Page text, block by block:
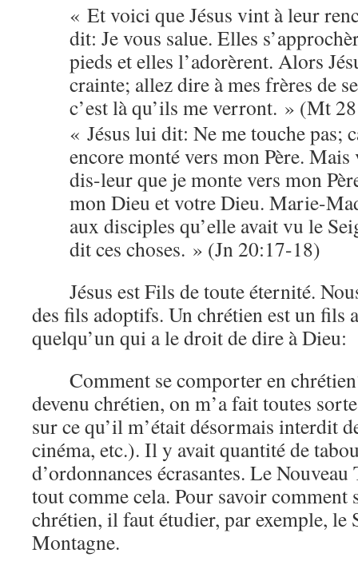
« Et voici que Jésus vint à leur
dit: Je vous salue. Elles
pieds et elles l’adorèrent. Alors
crainte; allez dire à mes frères de
c’est là qu’ils me verront. » (Mt
« Jésus lui dit: Ne me touche pas;
encore monté vers mon Père. Mais
dis-leur que je monte vers mon
mon Dieu et votre Dieu. Marie-
aux disciples qu’elle avait vu le
dit ces choses. » (Jn 20:17-18)
Jésus est Fils de toute éternité.
des fils adoptifs. Un chrétien est un fils
quelqu’un qui a le droit de dire à Dieu:
Comment se comporter en
devenu chrétien, on m’a fait toutes
sur ce qu’il m’était désormais interdit
cinéma, etc.). Il y avait quantité de
d’ordonnances écrasantes. Le Nouveau
tout comme cela. Pour savoir comment
chrétien, il faut étudier, par exemple, le
Montagne.